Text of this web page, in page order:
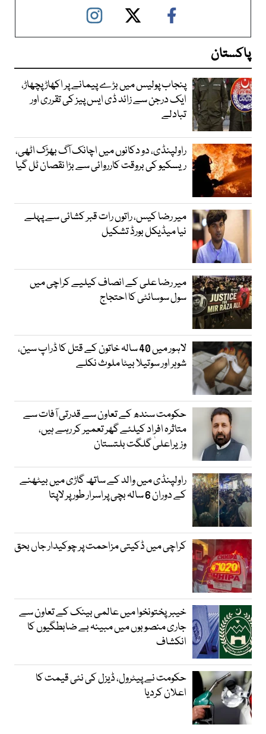
پاکستان
پنجاب پولیس میں بڑے پیمانے پر اکھاڑ پچھاڑ،
ایک درجن سے زائد ڈی ایس پیز کی تقرری اور
تبادلے
راولپنڈی، دو دکانوں میں اچانک آگ بھڑک اٹھی،
ریسکیو کی بروقت کارروائی سے بڑا نقصان ٹل گیا
میر رضا کیس، راتوں رات قبر کشائی سے پہلے
نیا میڈیکل بورڈ تشکیل
میر رضا علی کے انصاف کیلیے کراچی میں
سول سوسائٹی کا احتجاج
لاہور میں 40 سالہ خاتون کے قتل کا ڈراپ سین،
شوہر اور سوتیلا بیٹا ملوث نکلے
حکومت سندھ کے تعاون سے قدرتی آفات سے
متاثرہ افراد کیلئے گھر تعمیر کر رہے ہیں،
وزیراعلیٰ گلگت بلتستان
راولپنڈی میں والد کے ساتھ گاڑی میں بیٹھنے
کے دوران 6 سالہ بچی پراسرار طور پر لاپتا
کراچی میں ڈکیتی مزاحمت پر چوکیدار جاں بحق
خیبرپختونخوا میں عالمی بینک کے تعاون سے
جاری منصوبوں میں مبینہ بے ضابطگیوں کا
انکشاف
حکومت نے پیٹرول، ڈیزل کی نئی قیمت کا
اعلان کردیا